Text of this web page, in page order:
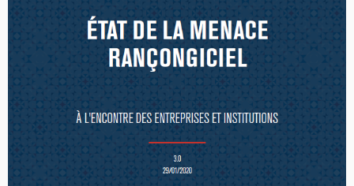
boîte
outils
5G
» »